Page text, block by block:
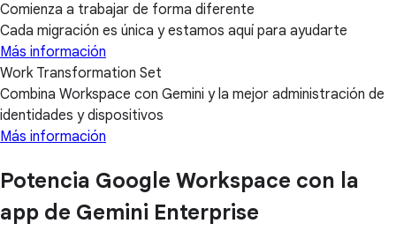
Comienza a trabajar de forma diferente
Cada migración es única y estamos aquí para ayudarte
Más información
Work Transformation Set
Combina Workspace con Gemini y la mejor administración de
identidades y dispositivos
Más información
Potencia Google Workspace con la
app de Gemini Enterprise